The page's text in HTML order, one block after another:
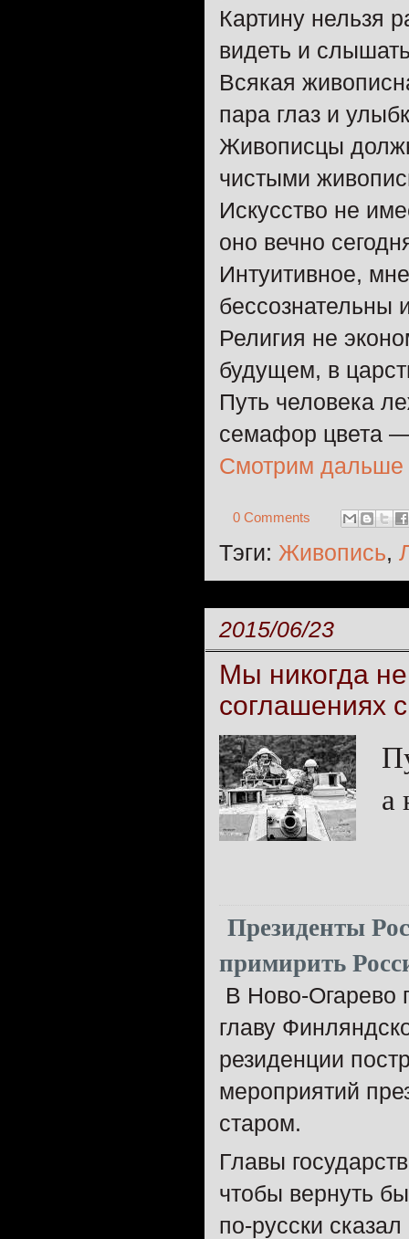
Картину нельзя
видеть и
Всякая
пара глаз и
Живописцы
чистыми
Искусство не
оно вечно
Интуитивное,
бессознательны
Религия не
будущем, в
Путь человека
семафор цвета —
Смотрим
0 Comments
Тэги: Живопись,
2015/06/23
Мы никогда
соглашениях
а
Президенты
примирить
В Ново-Огарево
главу
резиденции
мероприятий
старом.
Главы
чтобы вернуть
по-русски